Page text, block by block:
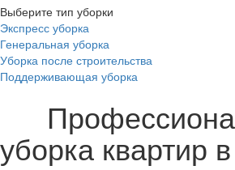
Выберите тип уборки
Экспресс уборка
Генеральная уборка
Уборка после строительства
Поддерживающая уборка
уборка квартир